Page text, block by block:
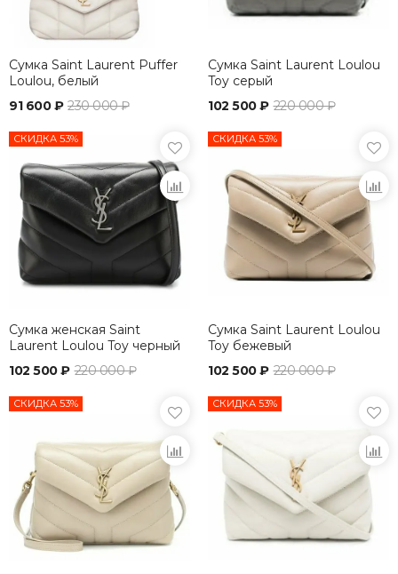
Сумка Saint Laurent Puffer
Loulou, белый
91 600 ₽ 230 000 ₽
Сумка Saint Laurent Loulou
Toy серый
102 500 ₽ 220 000 ₽
СКИДКА 53%
Сумка женская Saint
Laurent Loulou Toy черный
102 500 ₽ 220 000 ₽
СКИДКА 53%
Сумка Saint Laurent Loulou
Toy бежевый
102 500 ₽ 220 000 ₽
СКИДКА 53% СКИДКА 53%